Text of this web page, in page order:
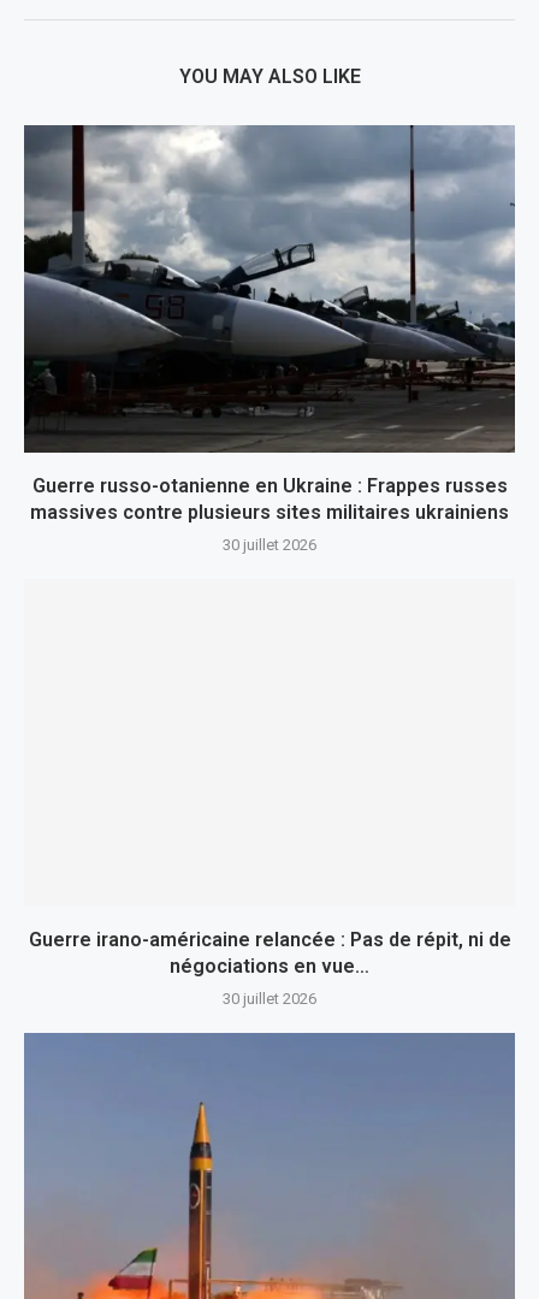
YOU MAY ALSO LIKE
Guerre russo-otanienne en Ukraine : Frappes russes
massives contre plusieurs sites militaires ukrainiens
30 juillet 2026
Guerre irano-américaine relancée : Pas de répit, ni de
négociations en vue…
30 juillet 2026